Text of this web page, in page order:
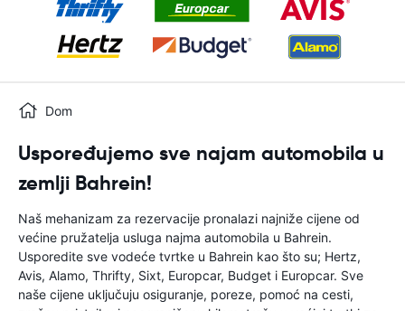
Dom
Uspoređujemo sve najam automobila u
zemlji Bahrein!
Naš mehanizam za rezervacije pronalazi najniže cijene od
većine pružatelja usluga najma automobila u Bahrein.
Usporedite sve vodeće tvrtke u Bahrein kao što su; Hertz,
Avis, Alamo, Thrifty, Sixt, Europcar, Budget i Europcar. Sve
naše cijene uključuju osiguranje, poreze, pomoć na cesti,